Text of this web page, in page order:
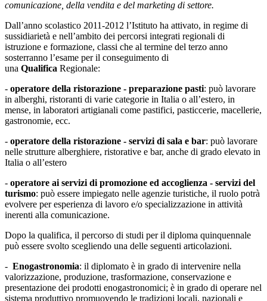
comunicazione, della vendita e del marketing di settore.
Dall’anno scolastico 2011-2012 l’Istituto ha attivato, in regime di
sussidiarietà e nell’ambito dei percorsi integrati regionali di
istruzione e formazione, classi che al termine del terzo anno
sosterranno l’esame per il conseguimento di
una Qualifica Regionale:
- operatore della ristorazione - preparazione pasti: può lavorare
in alberghi, ristoranti di varie categorie in Italia o all’estero, in
mense, in laboratori artigianali come pastifici, pasticcerie, macellerie,
gastronomie, ecc.
- operatore della ristorazione - servizi di sala e bar: può lavorare
nelle strutture alberghiere, ristorative e bar, anche di grado elevato in
Italia o all’estero
- operatore ai servizi di promozione ed accoglienza - servizi del
turismo: può essere impiegato nelle agenzie turistiche, il ruolo potrà
evolvere per esperienza di lavoro e/o specializzazione in attività
inerenti alla comunicazione.
Dopo la qualifica, il percorso di studi per il diploma quinquennale
può essere svolto scegliendo una delle seguenti articolazioni.
- Enogastronomia: il diplomato è in grado di intervenire nella
valorizzazione, produzione, trasformazione, conservazione e
presentazione dei prodotti enogastronomici; è in grado di operare nel
sistema produttivo promuovendo le tradizioni locali, nazionali e